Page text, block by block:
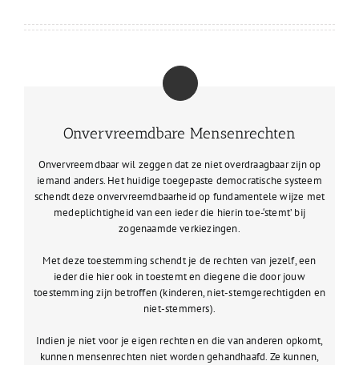
Onvervreemdbare Mensenrechten
Onvervreemdbaar wil zeggen dat ze niet overdraagbaar zijn op
iemand anders. Het huidige toegepaste democratische systeem
schendt deze onvervreemdbaarheid op fundamentele wijze met
medeplichtigheid van een ieder die hierin toe-‘stemt’ bij
zogenaamde verkiezingen.
Met deze toestemming schendt je de rechten van jezelf, een
ieder die hier ook in toestemt en diegene die door jouw
toestemming zijn betroffen (kinderen, niet-stemgerechtigden en
niet-stemmers).
Indien je niet voor je eigen rechten en die van anderen opkomt,
kunnen mensenrechten niet worden gehandhaafd. Ze kunnen,